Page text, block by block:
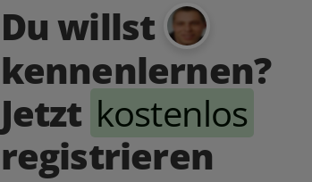
Du willst
kennenlernen?
Jetzt kostenlos
registrieren